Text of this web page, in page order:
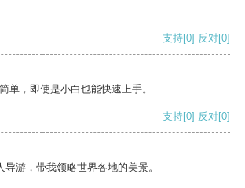
支持[0] 反对[0]
单，即使是小白也能快速上手。
支持[0] 反对[0]
游，带我领略世界各地的美景。